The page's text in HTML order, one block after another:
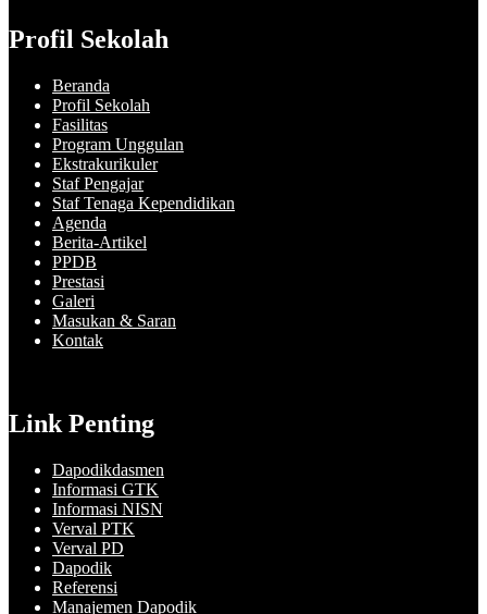
Profil Sekolah
Beranda
Profil Sekolah
Fasilitas
Program Unggulan
Ekstrakurikuler
Staf Pengajar
Staf Tenaga Kependidikan
Agenda
Berita-Artikel
PPDB
Prestasi
Galeri
Masukan & Saran
Kontak
Link Penting
Dapodikdasmen
Informasi GTK
Informasi NISN
Verval PTK
Verval PD
Dapodik
Referensi
Manajemen Dapodik